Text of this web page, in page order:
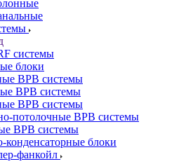
системы
блоки
ВРВ системы
ВРВ системы
ВРВ системы
потолочные ВРВ системы
ВРВ системы
конденсаторные блоки
фанкойл